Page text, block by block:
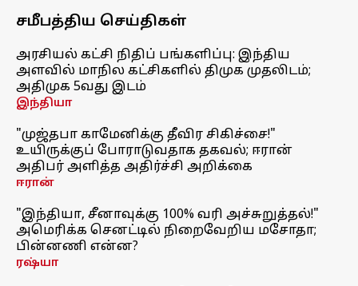
சமீபத்திய செய்திகள்
அரசியல் கட்சி நிதிப் பங்களிப்பு: இந்திய
அளவில் மாநில கட்சிகளில் திமுக முதலிடம்;
அதிமுக 5வது இடம்
இந்தியா
"முஜ்தபா காமேனிக்கு தீவிர சிகிச்சை!"
உயிருக்குப் போராடுவதாக தகவல்; ஈரான்
அதிபர் அளித்த அதிர்ச்சி அறிக்கை
ஈரான்
"இந்தியா, சீனாவுக்கு 100% வரி அச்சுறுத்தல்!"
அமெரிக்க செனட்டில் நிறைவேறிய மசோதா;
பின்னணி என்ன?
ரஷ்யா